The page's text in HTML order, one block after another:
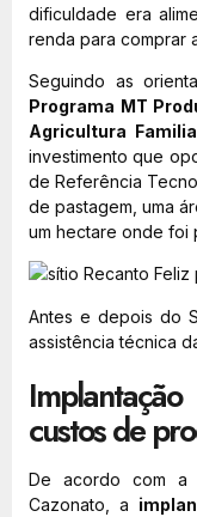
dificuldade era
renda para comprar
Seguindo as
Programa MT
Agricultura
investimento que
de Referência
de pastagem, uma
um hectare onde foi
Antes e depois do
assistência técnica
custos de
De acordo com a
Cazonato, a